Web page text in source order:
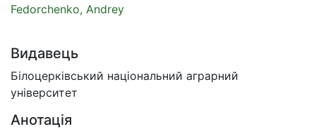
Fedorchenko, Andrey
Видавець
Білоцерківський національний аграрний
університет
Анотація